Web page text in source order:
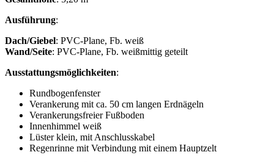
Ausführung:
Dach/Giebel: PVC-Plane, Fb. weiß
Wand/Seite: PVC-Plane, Fb. weißmittig geteilt
Ausstattungsmöglichkeiten:
Rundbogenfenster
Verankerung mit ca. 50 cm langen Erdnägeln
Verankerungsfreier Fußboden
Innenhimmel weiß
Lüster klein, mit Anschlusskabel
Regenrinne mit Verbindung mit einem Hauptzelt